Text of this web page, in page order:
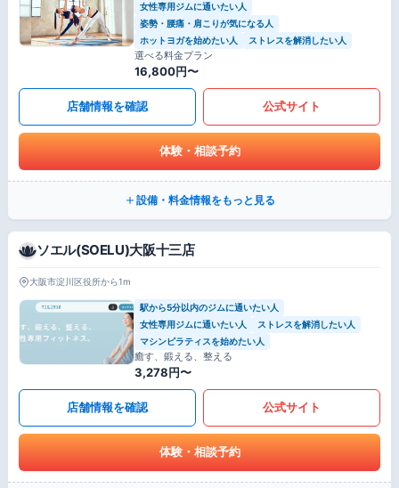
女性専用ジムに通いたい人
姿勢・腰痛・肩こりが気になる人
ホットヨガを始めたい人
ストレスを解消したい人
選べる料金プラン
16,800円〜
店舗情報を確認 公式サイト
体験・相談予約
設備・料金情報をもっと見る
ソエル(SOELU)大阪十三店
大阪市淀川区役所から1m
駅から5分以内のジムに通いたい人
女性専用ジムに通いたい人
ストレスを解消したい人
マシンピラティスを始めたい人
癒す、鍛える、整える
3,278円〜
店舗情報を確認 公式サイト
体験・相談予約